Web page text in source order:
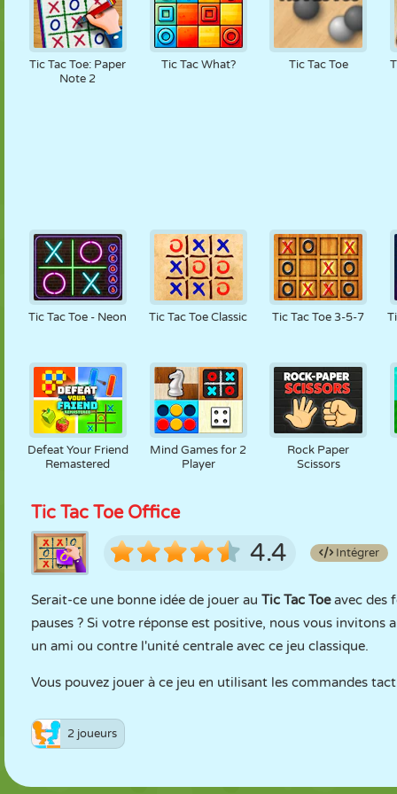
Tic Tac Toe: Paper
Note 2
Tic Tac What? Tic Tac Toe
Tic Tac Toe - Neon Tic Tac Toe Classic Tic Tac Toe 3-5-7
Defeat Your Friend
Remastered
Mind Games for 2
Player
Rock Paper
Scissors
Tic Tac Toe Office
4.4 Intégrer
Serait-ce une bonne idée de jouer au Tic Tac Toeavec des
pauses ? Si votre réponse est positive, nous vous
un ami ou contre l'unité centrale avec ce jeu classique.
Vous pouvez jouer à ce jeu en utilisant les commandes
2 joueurs